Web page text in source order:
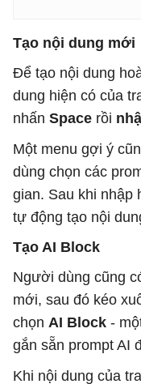
Tạo nội dung mới
Để tạo nội dung
dung hiện có của
nhấn Space rồi
Một menu gợi ý
dùng chọn các
gian. Sau khi nhập
tự động tạo nội
Tạo AI Block
Người dùng cũng
mới, sau đó kéo
chọn AI Block -
gắn sẵn prompt AI
Khi nội dung của